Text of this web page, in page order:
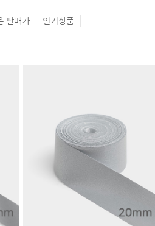
판매가 인기상품